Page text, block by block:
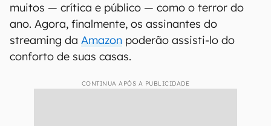
muitos — crítica e público — como o terror do
ano. Agora, finalmente, os assinantes do
streaming da Amazon poderão assisti-lo do
conforto de suas casas.
CONTINUA APÓS A PUBLICIDADE